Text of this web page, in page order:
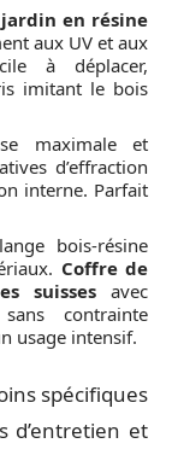
en résine
aux UV et aux
à déplacer,
imitant le bois
maximale et
d’effraction
interne. Parfait
bois-résine
Coffre de
suisses avec
contrainte
usage intensif.
spécifiques
d’entretien et